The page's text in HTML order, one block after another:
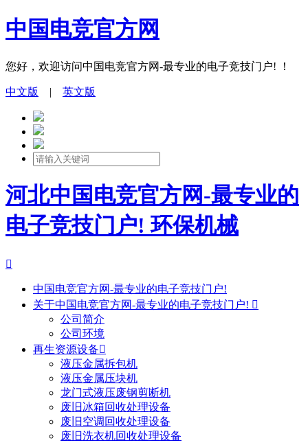
中国电竞官方网
您好，欢迎访问中国电竞官方网-最专业的电子竞技门户! ！
中文版 | 英文版
河北中国电竞官方网-最专业的
电子竞技门户! 环保机械

中国电竞官方网-最专业的电子竞技门户!
关于中国电竞官方网-最专业的电子竞技门户! 
公司简介
公司环境
再生资源设备
液压金属拆包机
液压金属压块机
龙门式液压废钢剪断机
废旧冰箱回收处理设备
废旧空调回收处理设备
废旧洗衣机回收处理设备